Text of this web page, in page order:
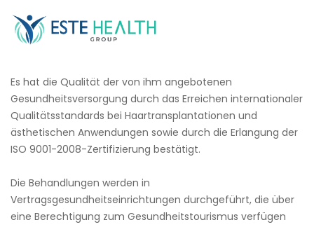
Es hat die Qualität der von ihm angebotenen
Gesundheitsversorgung durch das Erreichen internationaler
Qualitätsstandards bei Haartransplantationen und
ästhetischen Anwendungen sowie durch die Erlangung der
ISO 9001-2008-Zertifizierung bestätigt.
Die Behandlungen werden in
Vertragsgesundheitseinrichtungen durchgeführt, die über
eine Berechtigung zum Gesundheitstourismus verfügen